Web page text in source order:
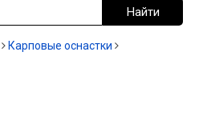
Карповые оснастки